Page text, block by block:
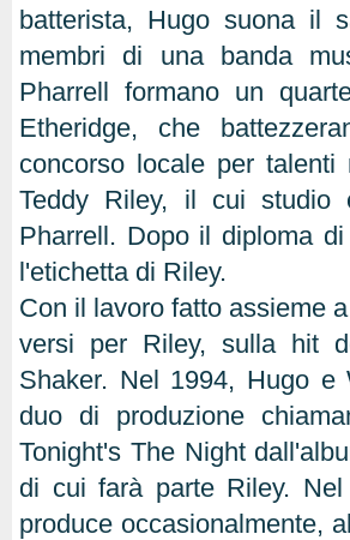
batterista, Hugo suona il
membri di una banda
Pharrell formano un
Etheridge, che
concorso locale per
Teddy Riley, il cui studio
Pharrell. Dopo il diploma
l'etichetta di Riley.
Con il lavoro fatto assieme
versi per Riley, sulla hit
Shaker. Nel 1994, Hugo e
duo di produzione
Tonight's The Night
di cui farà parte Riley.
produce occasionalmente,